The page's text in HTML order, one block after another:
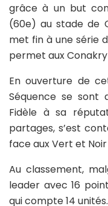
grâce à un but
(60e) au stade de
met fin à une série
permet aux
En ouverture de
Séquence se sont
Fidèle à sa
partages, s’est
face aux Vert et
Au classement,
leader avec 16
qui compte 14 unités.